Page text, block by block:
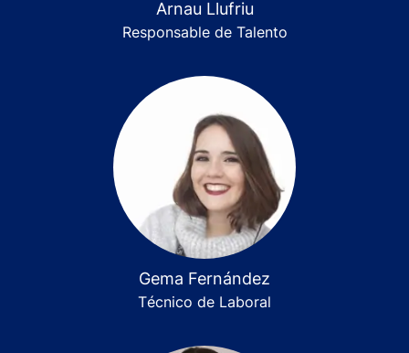
Arnau Llufriu
Responsable de Talento
Gema Fernández
Técnico de Laboral